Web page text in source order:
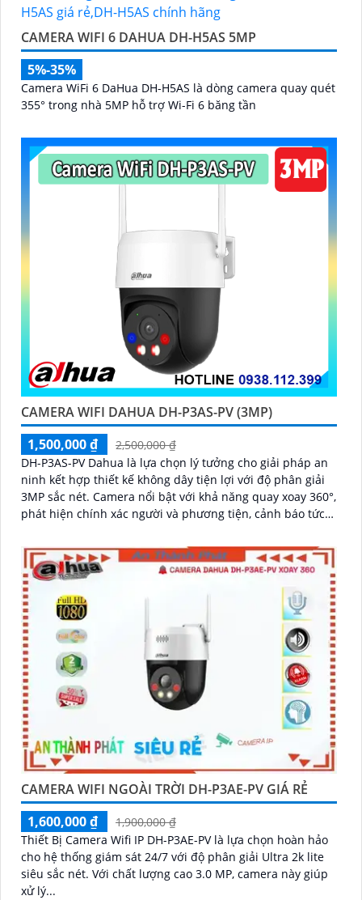
CAMERA WIFI 6 DAHUA DH-H5AS 5MP
5%-35%
Camera WiFi 6 DaHua DH-H5AS là dòng camera quay quét
355° trong nhà 5MP hỗ trợ Wi-Fi 6 băng tần
CAMERA WIFI DAHUA DH-P3AS-PV (3MP)
1,500,000 ₫
2,500,000 ₫
DH-P3AS-PV Dahua là lựa chọn lý tưởng cho giải pháp an
ninh kết hợp thiết kế không dây tiện lợi với độ phân giải
3MP sắc nét. Camera nổi bật với khả năng quay xoay 360°,
phát hiện chính xác người và phương tiện, cảnh báo tức
CAMERA WIFI NGOÀI TRỜI DH-P3AE-PV GIÁ RẺ
1,600,000 ₫
1,900,000 ₫
Thiết Bị Camera Wifi IP DH-P3AE-PV là lựa chọn hoàn hảo
cho hệ thống giám sát 24/7 với độ phân giải Ultra 2k lite
siêu sắc nét. Với chất lượng cao 3.0 MP, camera này giúp
xử lý...